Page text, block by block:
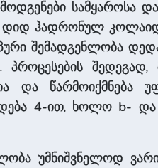
სამყაროსა
დიდ ჰადრონულ
შემადგენლობა
შედეგად,
და წარმოიქმნება
4-ით, ხოლო b-
უმნიშვნელოდ